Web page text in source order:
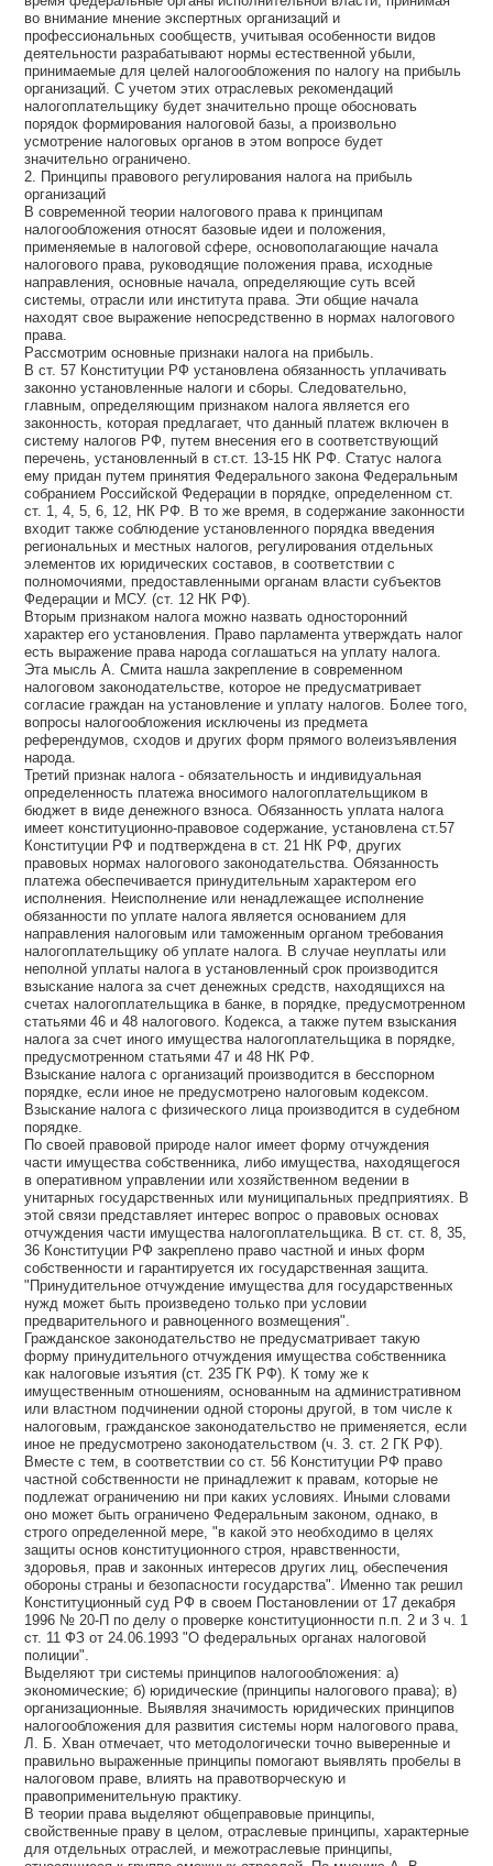
во внимание мнение экспертных организаций и
профессиональных сообществ, учитывая особенности видов
деятельности разрабатывают нормы естественной убыли,
принимаемые для целей налогообложения по налогу на прибыль
организаций. С учетом этих отраслевых рекомендаций
налогоплательщику будет значительно проще обосновать
порядок формирования налоговой базы, а произвольно
усмотрение налоговых органов в этом вопросе будет
значительно ограничено.
2. Принципы правового регулирования налога на прибыль
организаций
В современной теории налогового права к принципам
налогообложения относят базовые идеи и положения,
применяемые в налоговой сфере, основополагающие начала
налогового права, руководящие положения права, исходные
направления, основные начала, определяющие суть всей
системы, отрасли или института права. Эти общие начала
находят свое выражение непосредственно в нормах налогового
права.
Рассмотрим основные признаки налога на прибыль.
В ст. 57 Конституции РФ установлена обязанность уплачивать
законно установленные налоги и сборы. Следовательно,
главным, определяющим признаком налога является его
законность, которая предлагает, что данный платеж включен в
систему налогов РФ, путем внесения его в соответствующий
перечень, установленный в ст.ст. 13-15 НК РФ. Статус налога
ему придан путем принятия Федерального закона Федеральным
собранием Российской Федерации в порядке, определенном ст.
ст. 1, 4, 5, 6, 12, НК РФ. В то же время, в содержание законности
входит также соблюдение установленного порядка введения
региональных и местных налогов, регулирования отдельных
элементов их юридических составов, в соответствии с
полномочиями, предоставленными органам власти субъектов
Федерации и МСУ. (ст. 12 НК РФ).
Вторым признаком налога можно назвать односторонний
характер его установления. Право парламента утверждать налог
есть выражение права народа соглашаться на уплату налога.
Эта мысль А. Смита нашла закрепление в современном
налоговом законодательстве, которое не предусматривает
согласие граждан на установление и уплату налогов. Более того,
вопросы налогообложения исключены из предмета
референдумов, сходов и других форм прямого волеизъявления
народа.
Третий признак налога - обязательность и индивидуальная
определенность платежа вносимого налогоплательщиком в
бюджет в виде денежного взноса. Обязанность уплата налога
имеет конституционно-правовое содержание, установлена ст.57
Конституции РФ и подтверждена в ст. 21 НК РФ, других
правовых нормах налогового законодательства. Обязанность
платежа обеспечивается принудительным характером его
исполнения. Неисполнение или ненадлежащее исполнение
обязанности по уплате налога является основанием для
направления налоговым или таможенным органом требования
налогоплательщику об уплате налога. В случае неуплаты или
неполной уплаты налога в установленный срок производится
взыскание налога за счет денежных средств, находящихся на
счетах налогоплательщика в банке, в порядке, предусмотренном
статьями 46 и 48 налогового. Кодекса, а также путем взыскания
налога за счет иного имущества налогоплательщика в порядке,
предусмотренном статьями 47 и 48 НК РФ.
Взыскание налога с организаций производится в бесспорном
порядке, если иное не предусмотрено налоговым кодексом.
Взыскание налога с физического лица производится в судебном
порядке.
По своей правовой природе налог имеет форму отчуждения
части имущества собственника, либо имущества, находящегося
в оперативном управлении или хозяйственном ведении в
унитарных государственных или муниципальных предприятиях. В
этой связи представляет интерес вопрос о правовых основах
отчуждения части имущества налогоплательщика. В ст. ст. 8, 35,
36 Конституции РФ закреплено право частной и иных форм
собственности и гарантируется их государственная защита.
"Принудительное отчуждение имущества для государственных
нужд может быть произведено только при условии
предварительного и равноценного возмещения".
Гражданское законодательство не предусматривает такую
форму принудительного отчуждения имущества собственника
как налоговые изъятия (ст. 235 ГК РФ). К тому же к
имущественным отношениям, основанным на административном
или властном подчинении одной стороны другой, в том числе к
налоговым, гражданское законодательство не применяется, если
иное не предусмотрено законодательством (ч. 3. ст. 2 ГК РФ).
Вместе с тем, в соответствии со ст. 56 Конституции РФ право
частной собственности не принадлежит к правам, которые не
подлежат ограничению ни при каких условиях. Иными словами
оно может быть ограничено Федеральным законом, однако, в
строго определенной мере, "в какой это необходимо в целях
защиты основ конституционного строя, нравственности,
здоровья, прав и законных интересов других лиц, обеспечения
обороны страны и безопасности государства". Именно так решил
Конституционный суд РФ в своем Постановлении от 17 декабря
1996 № 20-П по делу о проверке конституционности п.п. 2 и 3 ч. 1
ст. 11 ФЗ от 24.06.1993 "О федеральных органах налоговой
полиции".
Выделяют три системы принципов налогообложения: а)
экономические; б) юридические (принципы налогового права); в)
организационные. Выявляя значимость юридических принципов
налогообложения для развития системы норм налогового права,
Л. Б. Хван отмечает, что методологически точно выверенные и
правильно выраженные принципы помогают выявлять пробелы в
налоговом праве, влиять на правотворческую и
правоприменительную практику.
В теории права выделяют общеправовые принципы,
свойственные праву в целом, отраслевые принципы, характерные
для отдельных отраслей, и межотраслевые принципы,